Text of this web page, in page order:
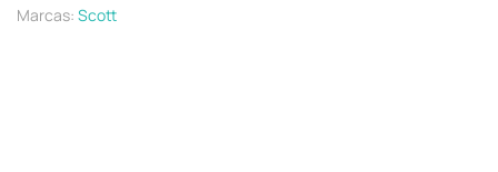
Marcas: Scott